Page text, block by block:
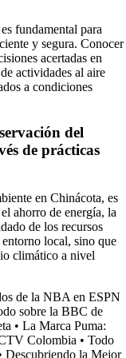
fundamental para
y segura. Conocer
acertadas en
actividades al aire
a condiciones
del
de prácticas
en Chinácota, es
ahorro de energía, la
de los recursos
local, sino que
climático a nivel
de la NBA en ESPN
sobre la BBC de
• La Marca Puma:
Colombia • Todo
Descubriendo la Mejor